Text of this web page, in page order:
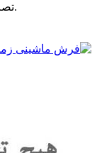
تصاویر را در اینجا رها کنید و یا برای آپلود کلیک کنید.